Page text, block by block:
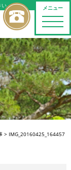
メニュー
toggle
い
> IMG_20160425_164457